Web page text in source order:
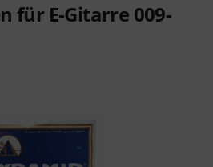
für E-Gitarre 009-
Sternen aus 485 Kundenbewertungen